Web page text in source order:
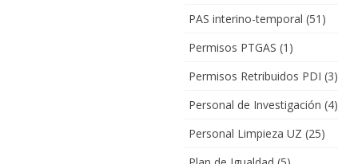
PAS interino-temporal (51)
Permisos PTGAS (1)
Permisos Retribuidos PDI (3)
Personal de Investigación (4)
Personal Limpieza UZ (25)